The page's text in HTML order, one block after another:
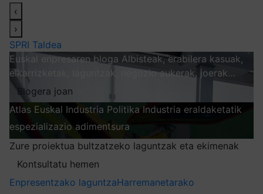
‹
›
SPRI Taldea
Euskal enpresaren bloga Albisteak, erabilera kasuak,
elkarrizketak, laguntzak, negozio aukerak, joerak…
Blogera joan
Atlas Euskal Industria Politika Industria eraldaketatik
espezializazio adimentsura
Zure proiektua bultzatzeko laguntzak eta ekimenak
Kontsultatu hemen
Enpresentzako laguntzaHarremanetarako